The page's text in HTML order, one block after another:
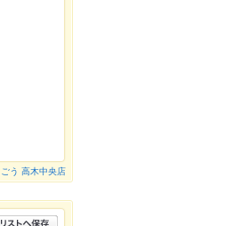
う 高木中央店